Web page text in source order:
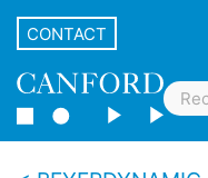
CONTACT